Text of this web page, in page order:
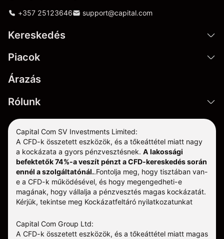
+357 25123646 support@capital.com
Kereskedés
Piacok
Árazás
Rólunk
Capital Com SV Investments Limited:
A CFD-k összetett eszközök, és a tőkeáttétel miatt nagy
a kockázata a gyors pénzvesztésnek. A lakossági
befektetők 74%-a veszít pénzt a CFD-kereskedés során
ennél a szolgáltatónál..Fontolja meg, hogy tisztában van-
e a CFD-k működésével, és hogy megengedheti-e
magának, hogy vállalja a pénzvesztés magas kockázatát.
Kérjük, tekintse meg Kockázatfeltáró nyilatkozatunkat
Capital Com Group Ltd:
A CFD-k összetett eszközök, és a tőkeáttétel miatt magas